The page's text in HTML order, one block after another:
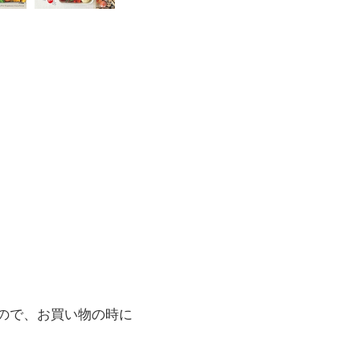
で、お買い物の時に